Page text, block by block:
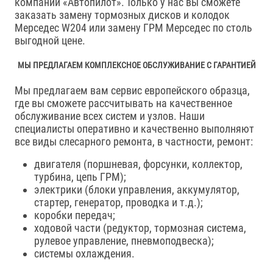
заказать замену тормозных дисков и колодок
Мерседес W204 или замену ГРМ Мерседес по столь
выгодной цене.
МЫ ПРЕДЛАГАЕМ КОМПЛЕКСНОЕ ОБСЛУЖИВАНИЕ С ГАРАНТИЕЙ
Мы предлагаем вам сервис европейского образца,
где вы сможете рассчитывать на качественное
обслуживание всех систем и узлов. Наши
специалисты оперативно и качественно выполняют
все виды слесарного ремонта, в частности, ремонт:
двигателя (поршневая, форсунки, коллектор,
турбина, цепь ГРМ);
электрики (блоки управления, аккумулятор,
стартер, генератор, проводка и т.д.);
коробки передач;
ходовой части (редуктор, тормозная система,
рулевое управление, пневмоподвеска);
системы охлаждения.